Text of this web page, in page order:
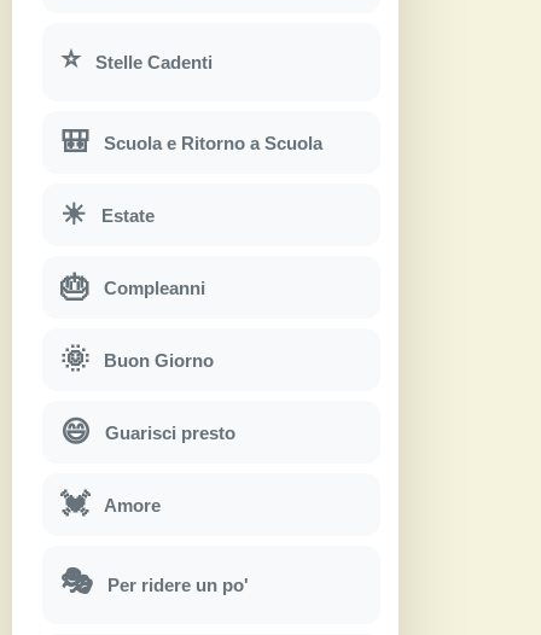
⭐ Stelle Cadenti
🎒 Scuola e Ritorno a Scuola
☀ Estate
🎂 Compleanni
🌞 Buon Giorno
😄 Guarisci presto
💓 Amore
🎭 Per ridere un po'